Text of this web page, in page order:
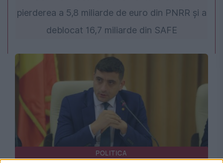
pierderea a 5,8 miliarde de euro din PNRR și a
deblocat 16,7 miliarde din SAFE
POLITICA